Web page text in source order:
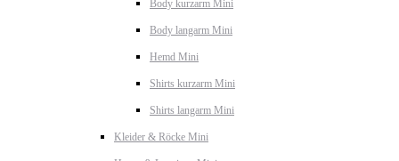
Body kurzarm Mini
Body langarm Mini
Hemd Mini
Shirts kurzarm Mini
Shirts langarm Mini
Kleider & Röcke Mini